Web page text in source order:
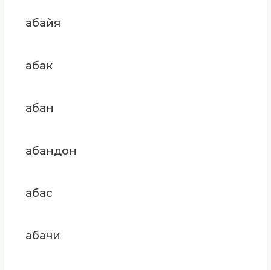
абайя
абак
абан
абандон
абас
абачи